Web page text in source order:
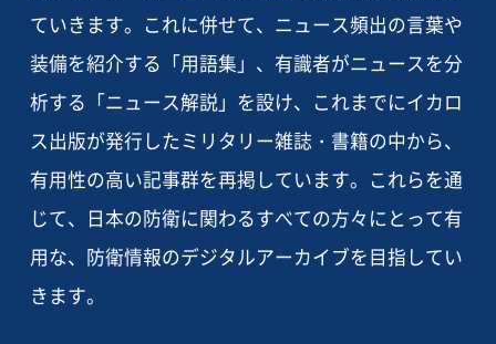
ていきます。これに併せて、ニュース頻出の言葉や
装備を紹介する「用語集」、有識者がニュースを分
析する「ニュース解説」を設け、これまでにイカロ
ス出版が発行したミリタリー雑誌・書籍の中から、
有用性の高い記事群を再掲しています。これらを通
じて、日本の防衛に関わるすべての方々にとって有
用な、防衛情報のデジタルアーカイブを目指してい
きます。